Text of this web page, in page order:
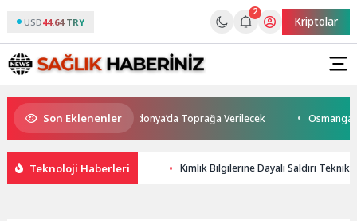
USD44.64 TRY
2
Kriptolar
Son Eklenenler
Kaybetti: Kuzey Makedonya’da Toprağa Verilecek
Teknoloji Haberleri Kimlik Bilgilerine Dayalı Saldırı